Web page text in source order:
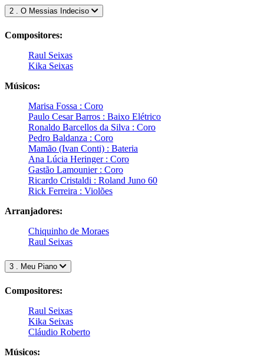
2 . O Messias Indeciso
Compositores:
Raul Seixas
Kika Seixas
Músicos:
Marisa Fossa : Coro
Paulo Cesar Barros : Baixo Elétrico
Ronaldo Barcellos da Silva : Coro
Pedro Baldanza : Coro
Mamão (Ivan Conti) : Bateria
Ana Lúcia Heringer : Coro
Gastão Lamounier : Coro
Ricardo Cristaldi : Roland Juno 60
Rick Ferreira : Violões
Arranjadores:
Chiquinho de Moraes
Raul Seixas
3 . Meu Piano
Compositores:
Raul Seixas
Kika Seixas
Cláudio Roberto
Músicos: